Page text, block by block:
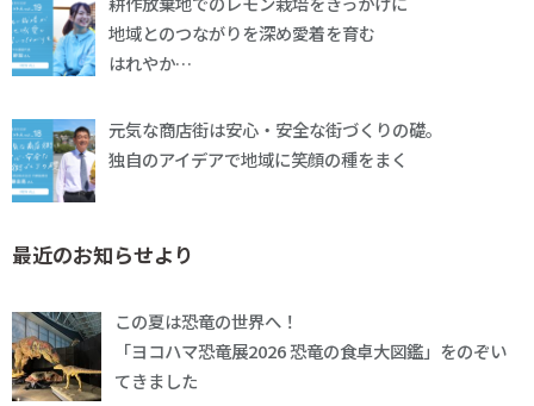
地域とのつながりを深め愛着を育む
はれやか…
元気な商店街は安心・安全な街づくりの礎。
独自のアイデアで地域に笑顔の種をまく
最近のお知らせより
この夏は恐竜の世界へ！
「ヨコハマ恐竜展2026 恐竜の食卓大図鑑」をのぞい
てきました